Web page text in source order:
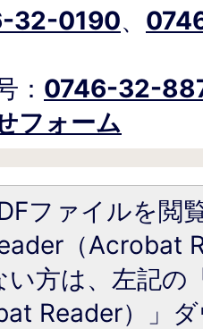
32-0190、
： 0746-32-
フォーム
ファイルを閲
（Acrobat
い方は、左記の
Reader）」